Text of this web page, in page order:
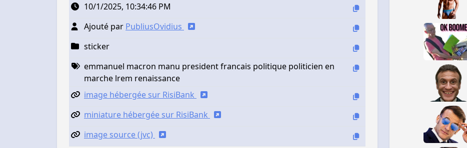
10/1/2025, 10:34:46 PM
Ajouté par PubliusOvidius
sticker
emmanuel macron manu president francais politique politicien en
marche lrem renaissance
image hébergée sur RisiBank
miniature hébergée sur RisiBank
image source (jvc)